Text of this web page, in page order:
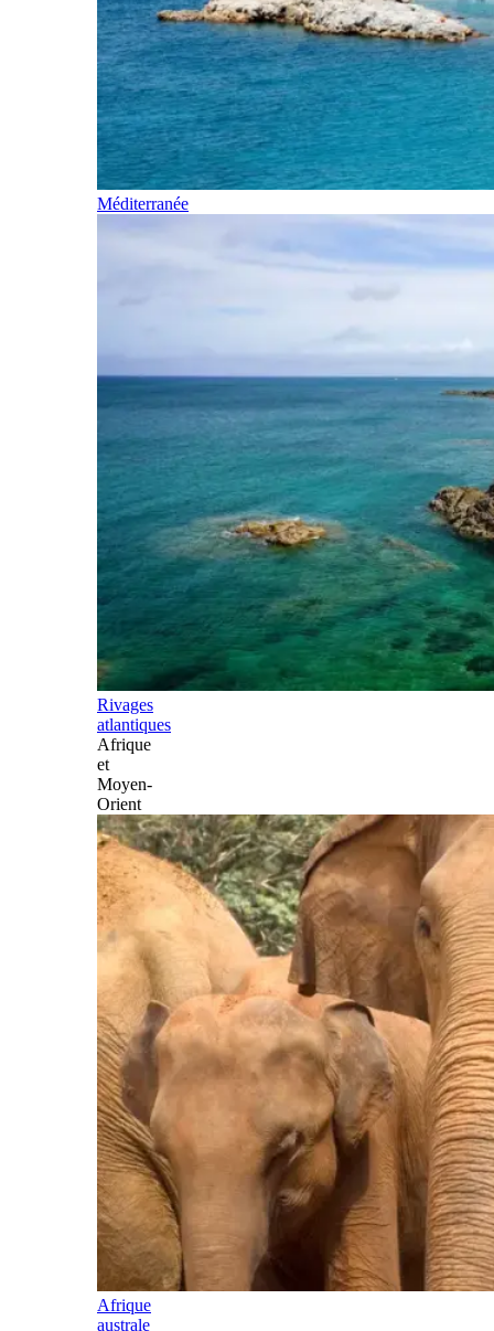
Méditerranée
Rivages
atlantiques
Afrique
et
Moyen-
Orient
Afrique
australe